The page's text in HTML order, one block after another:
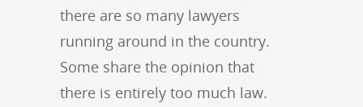
there are so many lawyers
running around in the country.
Some share the opinion that
there is entirely too much law.